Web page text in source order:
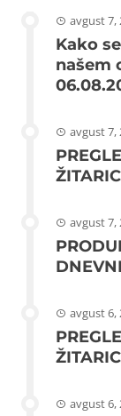
avgust 7,
Kako
našem
avgust 7,
avgust 7,
avgust 6,
avgust 6,